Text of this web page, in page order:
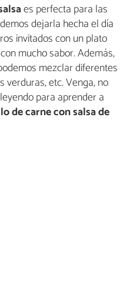
es perfecta para las
dejarla hecha el día
invitados con un plato
mucho sabor. Además,
mezclar diferentes
verduras, etc. Venga, no
para aprender a
de carne con salsa de